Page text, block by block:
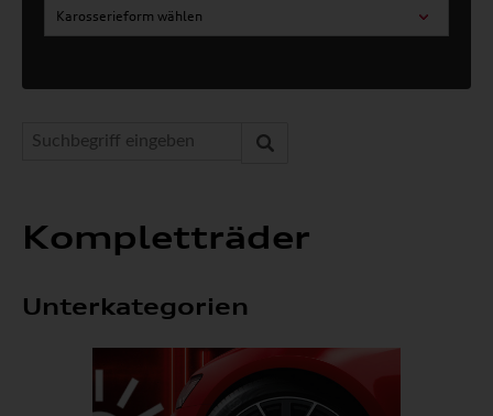
Karosserieform wählen
Kompletträder
Unterkategorien